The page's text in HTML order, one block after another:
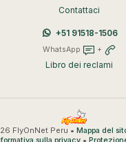
Contattaci
+51 91518-1506
WhatsApp +
Libro dei reclami
FlyOnNet Peru • Mappa del
•